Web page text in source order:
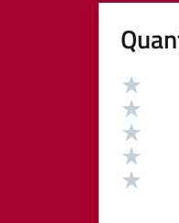
Valutazione